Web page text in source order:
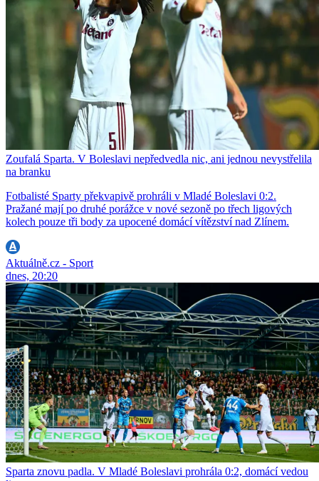
Zoufalá Sparta. V Boleslavi nepředvedla nic, ani jednou nevystřelila
na branku
Fotbalisté Sparty překvapivě prohráli v Mladé Boleslavi 0:2.
Pražané mají po druhé porážce v nové sezoně po třech ligových
kolech pouze tři body za upocené domácí vítězství nad Zlínem.
Aktuálně.cz - Sport
dnes, 20:20
Sparta znovu padla. V Mladé Boleslavi prohrála 0:2, domácí vedou